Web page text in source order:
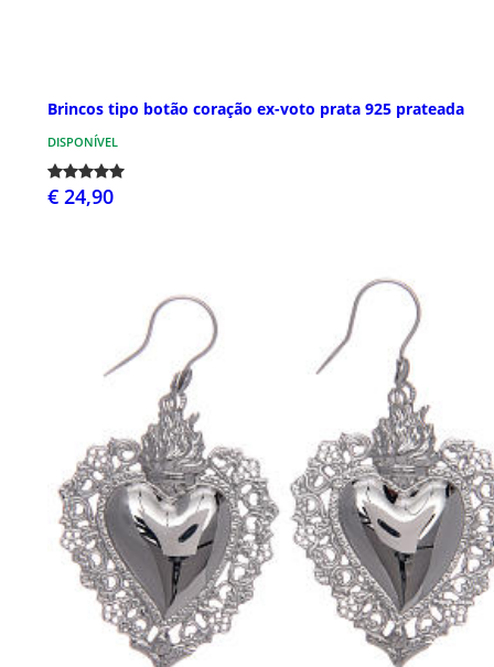
Brincos tipo botão coração ex-voto prata 925 prateada
DISPONÍVEL
€ 24,90